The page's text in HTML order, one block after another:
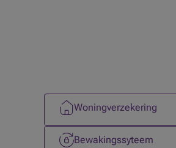
1 op 6Woningverzekering
4 op 6Bewakingssyteem